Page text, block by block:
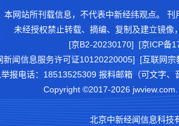
本网站所刊载信息，不代表中新经纬观点。 刊
未经授权禁止转载、摘编、复制及建立镜像
[京B2-20230170] [京ICP备
新闻信息服务许可证10120220005]
[互联网宗
报电话：18513525309 报料邮箱（可文字
Copyright ©2017-2026
北京中新经闻信息科技